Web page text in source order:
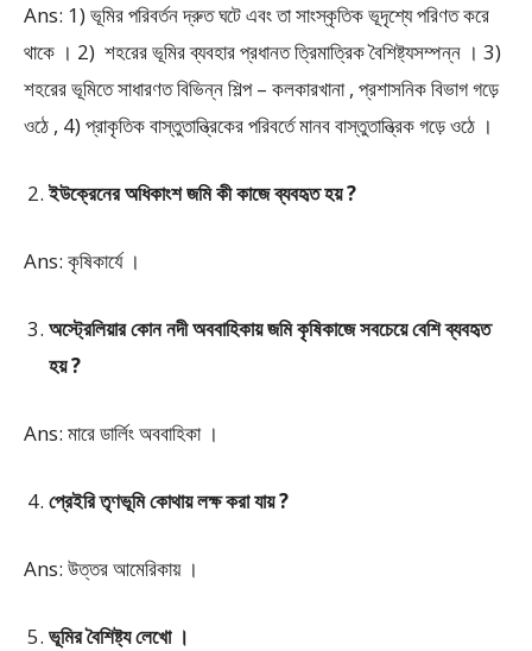
Ans: 1) ভূমির পরিবর্তন দ্রুত ঘটে এবং তা সাংস্কৃতিক ভূদৃশ্যে পরিণত করে
থাকে । 2) শহরের ভূমির ব্যবহার প্রধানত ত্রিমাত্রিক বৈশিষ্ট্যসম্পন্ন । 3)
শহরের ভূমিতে সাধারণত বিভিন্ন শিল্প – কলকারখানা , প্রশাসনিক বিভাগ গড়ে
ওঠে , 4) প্রাকৃতিক বাস্তুতান্ত্রিকের পরিবর্তে মানব বাস্তুতান্ত্রিক গড়ে ওঠে ।
ইউক্রেনের অধিকাংশ জমি কী কাজে ব্যবহৃত হয় ?
Ans: কৃষিকার্যে ।
অস্ট্রেলিয়ার কোন নদী অববাহিকায় জমি কৃষিকাজে সবচেয়ে বেশি ব্যবহৃত
হয় ?
Ans: মারে ডার্লিং অববাহিকা ।
প্রেইরি তৃণভূমি কোথায় লক্ষ করা যায় ?
Ans: উত্তর আমেরিকায় ।
ভূমির বৈশিষ্ট্য লেখো ।